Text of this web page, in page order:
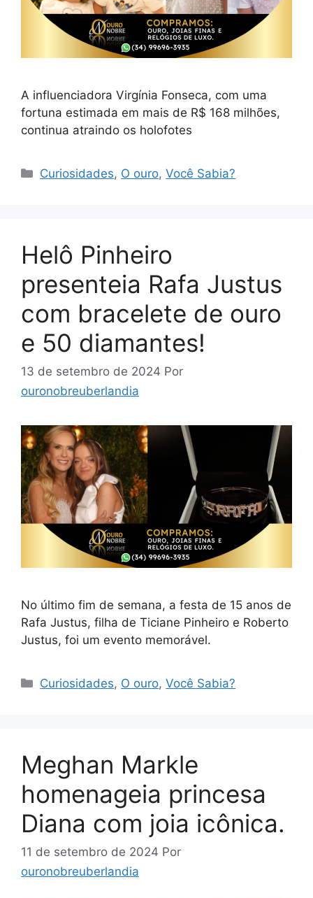
A influenciadora Virgínia Fonseca, com uma
fortuna estimada em mais de R$ 168 milhões,
continua atraindo os holofotes
Categorias
Curiosidades, O ouro,Você Sabia?
Helô Pinheiro
presenteia Rafa Justus
com bracelete de ouro
e 50 diamantes!
13 de setembro de 2024 Por
ouronobreuberlandia
No último fim de semana, a festa de 15 anos de
Rafa Justus, filha de Ticiane Pinheiro e Roberto
Justus, foi um evento memorável.
Categorias
Curiosidades, O ouro,Você Sabia?
Meghan Markle
homenageia princesa
Diana com joia icônica.
11 de setembro de 2024 Por
ouronobreuberlandia